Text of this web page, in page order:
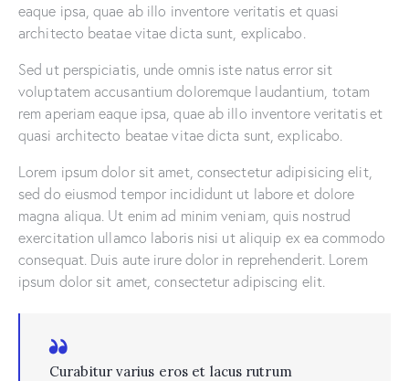
eaque ipsa, quae ab illo inventore veritatis et quasi
architecto beatae vitae dicta sunt, explicabo.
Sed ut perspiciatis, unde omnis iste natus error sit
voluptatem accusantium doloremque laudantium, totam
rem aperiam eaque ipsa, quae ab illo inventore veritatis et
quasi architecto beatae vitae dicta sunt, explicabo.
Lorem ipsum dolor sit amet, consectetur adipisicing elit,
sed do eiusmod tempor incididunt ut labore et dolore
magna aliqua. Ut enim ad minim veniam, quis nostrud
exercitation ullamco laboris nisi ut aliquip ex ea commodo
consequat. Duis aute irure dolor in reprehenderit. Lorem
ipsum dolor sit amet, consectetur adipiscing elit.
Curabitur varius eros et lacus rutrum